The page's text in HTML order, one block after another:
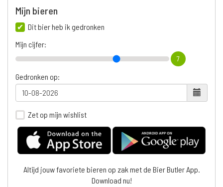
Mijn bieren
Dit bier heb ik gedronken
Mijn cijfer:
7
Gedronken op:
Zet op mijn wishlist
Altijd jouw favoriete bieren op zak met de Bier Butler App.
Download nu!